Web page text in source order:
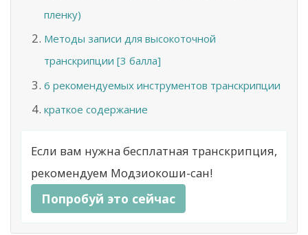
пленку)
Методы записи для высокоточной
транскрипции [3 балла]
6 рекомендуемых инструментов транскрипции
краткое содержание
Если вам нужна бесплатная транскрипция,
рекомендуем Модзиокоши-сан!
Попробуй это сейчас